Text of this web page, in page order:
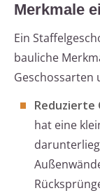
Merkmale
Ein
bauliche
Geschossarten
Reduzierte
hat eine